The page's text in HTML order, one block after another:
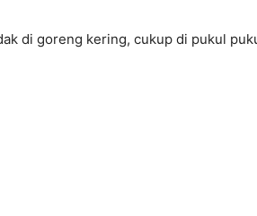
di goreng kering, cukup di pukul